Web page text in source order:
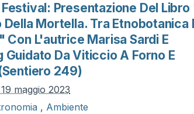
Presentazione Del Libro
Della Mortella. Tra Etnobotanica
Con L'autrice Marisa Sardi E
Guidato Da Viticcio A Forno E
249)
maggio 2023
, Ambiente